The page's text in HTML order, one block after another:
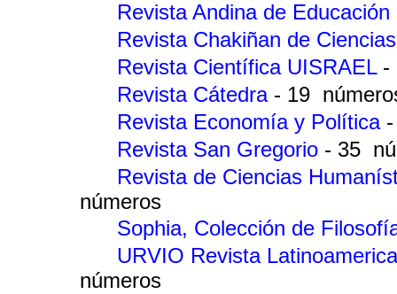
Revista Andina de Educación
Revista Chakiñan de
Revista Científica UISRAEL -
Revista Cátedra - 19
Revista Economía y Política
Revista San Gregorio - 35
Revista de Ciencias
números
Sophia, Colección de
URVIO Revista
números